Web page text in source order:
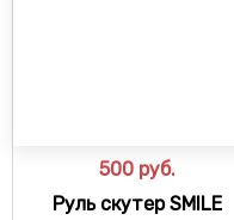
500 руб.
Руль скутер SMILE